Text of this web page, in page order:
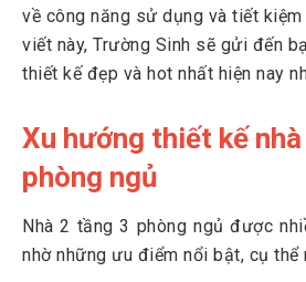
2.2 Phương án thiết kế số 2
3 Các mẫu thiết kế nhà 2 tầng 3
3.2 Mẫu nhà ống 2 tầng 3 phòng
3.3
Thiết kế nhà 2 tầng 3 phòng ngủ
3.4 Thiết kế nhà 2 tầng 3 phòng
Thiết kế nhà 2 tầng 3 phòng ngủ
về công năng sử dụng và tiết
viết này, Trường Sinh sẽ gửi đến
thiết kế đẹp và hot nhất hiện nay
Xu hướng thiết kế
phòng ngủ
Nhà 2 tầng 3 phòng ngủ được
nhờ những ưu điểm nổi bật, cụ thể